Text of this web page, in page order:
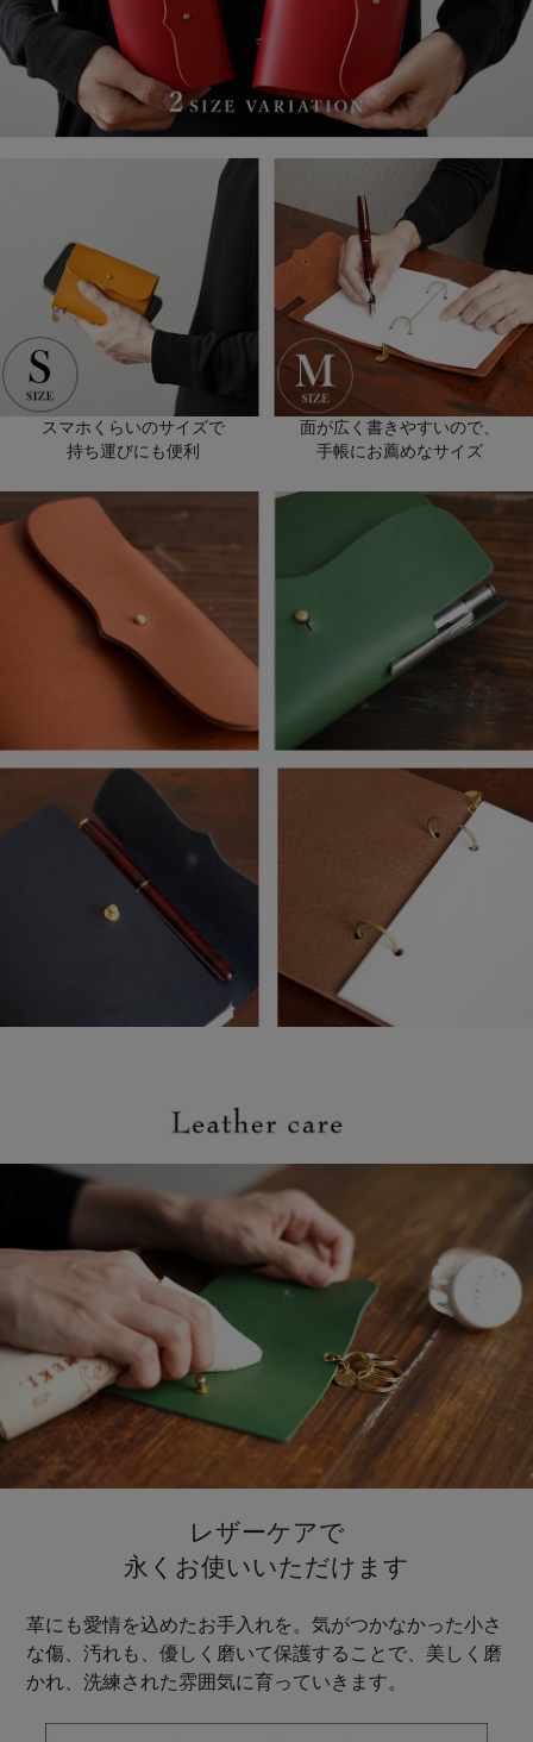
スマホくらいのサイズで
持ち運びにも便利
面が広く書きやすいので、
手帳にお薦めなサイズ
レザーケアで
永くお使いいただけます
革にも愛情を込めたお手入れを。気がつかなかった小さ
な傷、汚れも、優しく磨いて保護することで、美しく磨
かれ、洗練された雰囲気に育っていきます。